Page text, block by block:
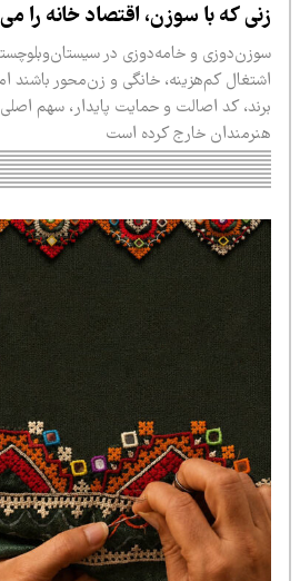
که با سوزن، اقتصاد خانه را
و خامه‌دوزی در سیستان‌وبلوچستان
کم‌هزینه، خانگی و زن‌محور باشند اما
کد اصالت و حمایت پایدار، سهم اصلی
خارج کرده است